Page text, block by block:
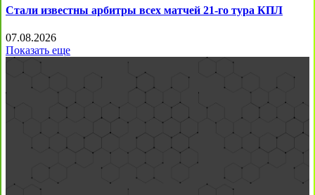
Стали известны арбитры всех матчей 21-го тура КПЛ
07.08.2026
Показать еще